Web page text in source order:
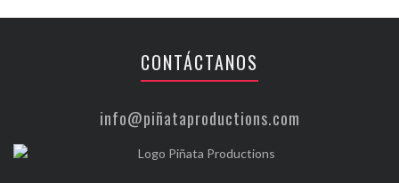
CONTÁCTANOS
info@piñataproductions.com